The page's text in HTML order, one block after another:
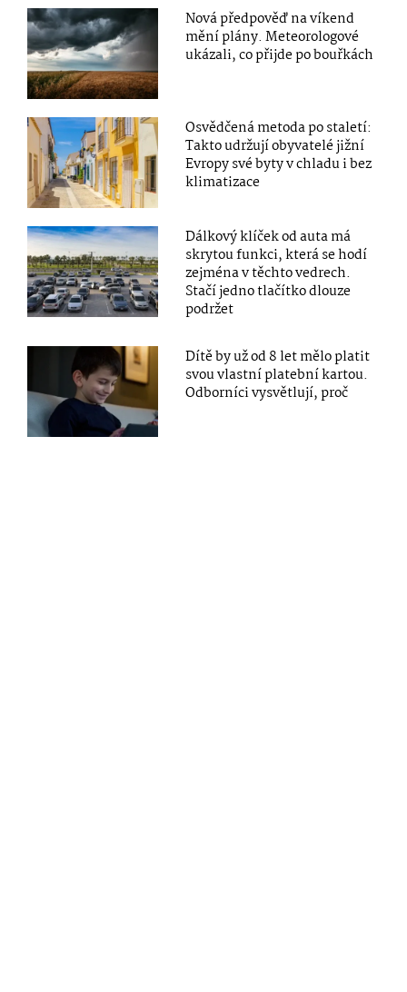
Nová předpověď na víkend
mění plány. Meteorologové
ukázali, co přijde po bouřkách
Osvědčená metoda po staletí:
Takto udržují obyvatelé jižní
Evropy své byty v chladu i bez
klimatizace
Dálkový klíček od auta má
skrytou funkci, která se hodí
zejména v těchto vedrech.
Stačí jedno tlačítko dlouze
podržet
Dítě by už od 8 let mělo platit
svou vlastní platební kartou.
Odborníci vysvětlují, proč